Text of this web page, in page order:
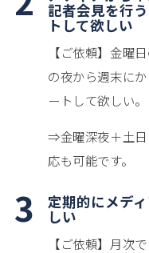
記者会見を行
トして欲しい
【ご依頼】金曜
の夜から週末に
ートして欲しい。
⇒金曜深夜＋土日
応も可能です。
3 定期的にメデ
しい
【ご依頼】月次